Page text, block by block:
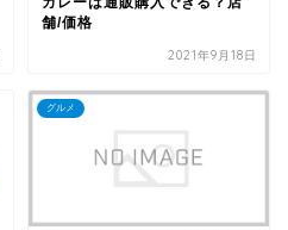
舗/価格
2021年9月18日
グルメ